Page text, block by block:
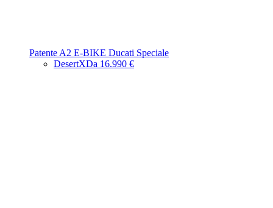
Patente A2 E-BIKE Ducati Speciale
DesertXDa 16.990 €